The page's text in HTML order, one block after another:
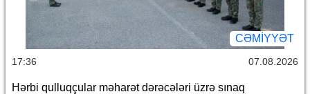
CƏMİYYƏT
17:36 07.08.2026
Hərbi qulluqçular məharət dərəcələri üzrə sınaq